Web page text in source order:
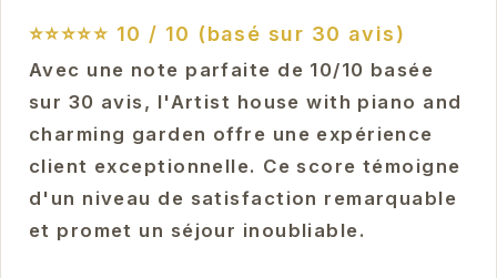
⭐⭐⭐⭐⭐ 10 / 10 (basé sur 30 avis)
Avec une note parfaite de 10/10 basée
sur 30 avis, l'Artist house with piano and
charming garden offre une expérience
client exceptionnelle. Ce score témoigne
d'un niveau de satisfaction remarquable
et promet un séjour inoubliable.